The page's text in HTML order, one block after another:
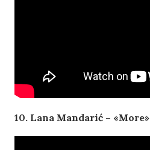
10. Lana Mandarić – «More»